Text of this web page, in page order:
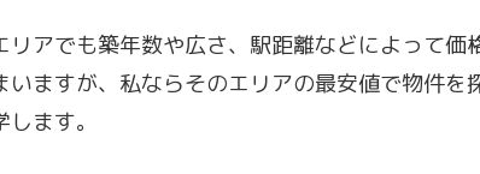
アでも築年数や広さ、駅距離などによって価
ますが、私ならそのエリアの最安値で物件を
ます。